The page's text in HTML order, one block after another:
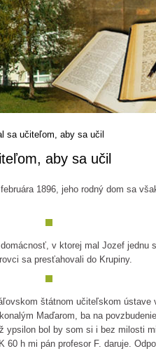
sa učiteľom, aby sa učil
aby sa učil
1896, jeho rodný dom sa
v ktorej mal Jozef jednu
sa presťahovali do Krupiny.
štátnom učiteľskom ústave
Maďarom, ba na
ypsilon bol by som si i bez milosti
60 h mi pán profesor F. daruje.